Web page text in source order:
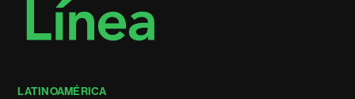
LATINOAMÉRICA